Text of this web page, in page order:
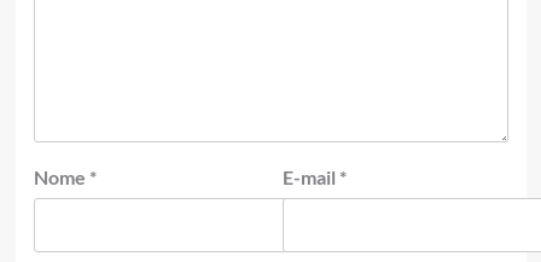
Nome * E-mail *